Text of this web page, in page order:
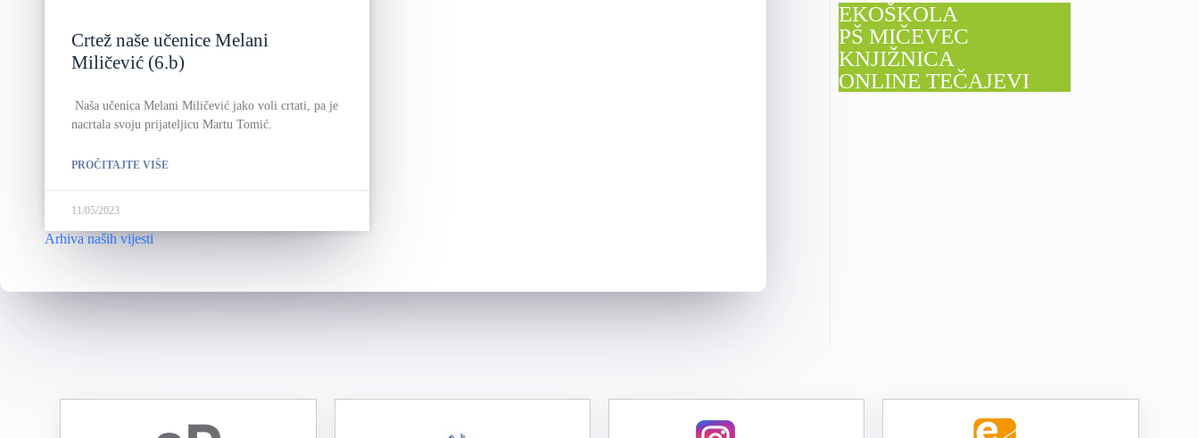
Crtež naše učenice Melani
Miličević (6.b)
Naša učenica Melani Miličević jako voli crtati, pa je
nacrtala svoju prijateljicu Martu Tomić.
PROČITAJTE VIŠE
11/05/2023
Arhiva naših vijesti
EKOŠKOLA
PŠ MIČEVEC
KNJIŽNICA
ONLINE TEČAJEVI